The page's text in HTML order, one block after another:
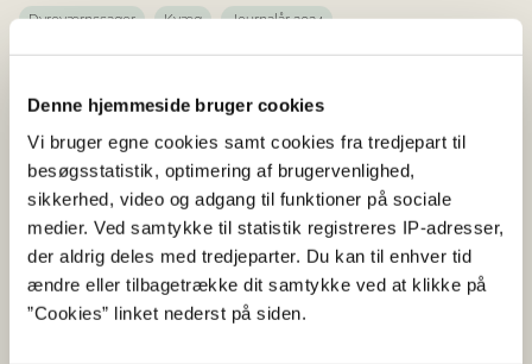
Denne hjemmeside bruger cookies
Vi bruger egne cookies samt cookies fra tredjepart til
besøgsstatistik, optimering af brugervenlighed,
sikkerhed, video og adgang til funktioner på sociale
medier. Ved samtykke til statistik registreres IP-adresser,
der aldrig deles med tredjeparter. Du kan til enhver tid
ændre eller tilbagetrække dit samtykke ved at klikke på
”Cookies” linket nederst på siden.
Dyreværnssager Kvæg Journalår 2024
Skrivelse af 14. oktober 2024 fra Nordjyllands Politi
Ved kontrolbesøg i en kødkvægsbesætning
observerede kontrollanten en 2 mdr. gammel
kødkvægskalv, der var uvillig til at rejse sig. Kalven var
svært støttehalt på højre bagben, havde hævelse af
haseleddet og et sår på ydersiden af hasen. Kalven var
opstaldet sammen med resten af flokken (køer, kalve,
tyr) i alt 29 dyr.